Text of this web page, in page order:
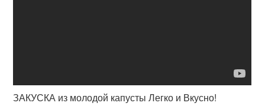
ЗАКУСКА из молодой капусты Легко и Вкусно!